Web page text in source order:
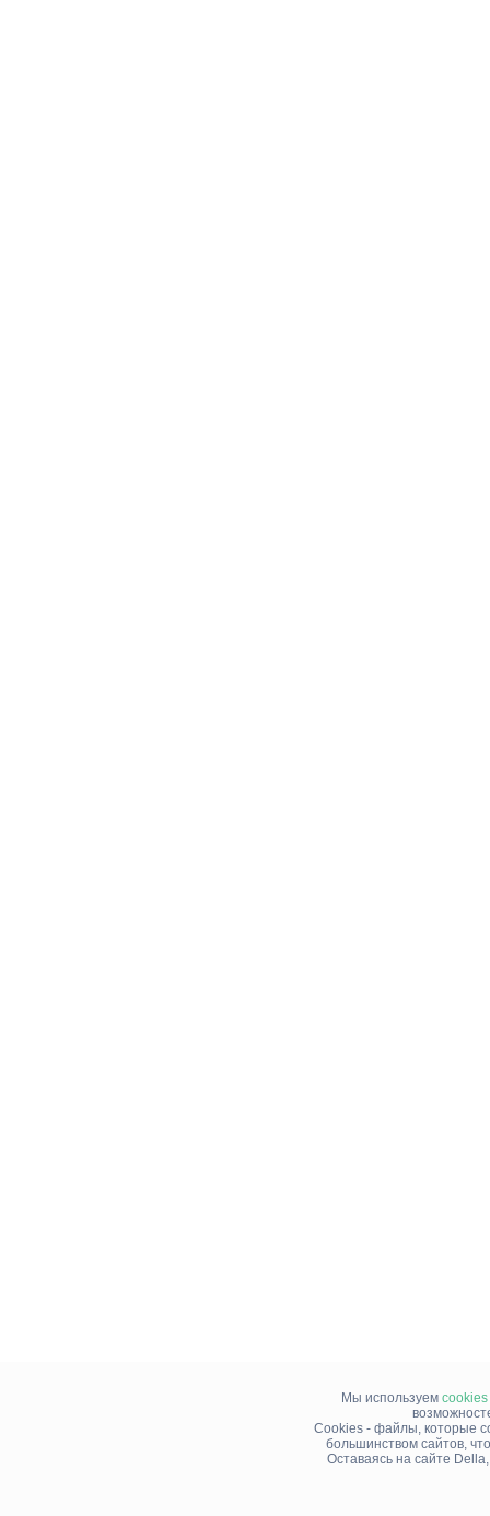
Мы используем cookies
Cookies - файлы, которые
большинством сайтов,
Оставаясь на сайте